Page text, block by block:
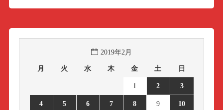
2019年2月
月 火 水 木 金 土 日
1 2 3
4 5 6 7 8 9 10